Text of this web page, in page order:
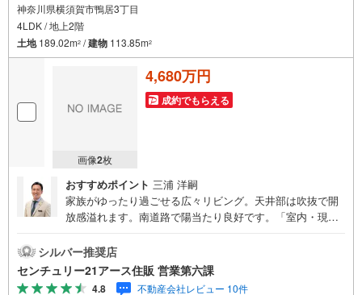
神奈川県横須賀市鴨居3丁目
4LDK / 地上2階
土地189.02m2 /建物 113.85m2
画像2枚
4,680万円
成約でもらえる
おすすめポイント 三浦 洋嗣
家族がゆったり過ごせる広々リビング。天井部は吹抜で開
放感溢れます。南道路で陽当たり良好です。「室内・現地
ズになります。【センチュリー21アース住販のポイント】
◆センチュリオン獲得店舗◆全国約970店舗あるセンチュリ
ー21のお店。その中でも、アメリカ本部が設ける一定基準
シルバー推奨店
センチュリー21アース住販 営業第六課
4.8 不動産会社レビュー 10件